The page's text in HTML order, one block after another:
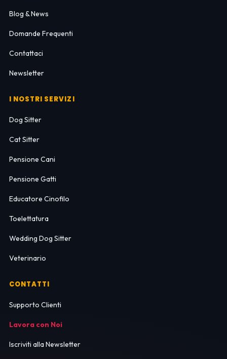
Blog & News
Domande Frequenti
Contattaci
Newsletter
I NOSTRI SERVIZI
Dog Sitter
Cat Sitter
Pensione Cani
Pensione Gatti
Educatore Cinofilo
Toelettatura
Wedding Dog Sitter
Veterinario
CONTATTI
Supporto Clienti
Lavora con Noi
Iscriviti alla Newsletter